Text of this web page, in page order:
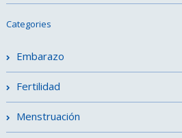
Categories
Embarazo
Fertilidad
Menstruación